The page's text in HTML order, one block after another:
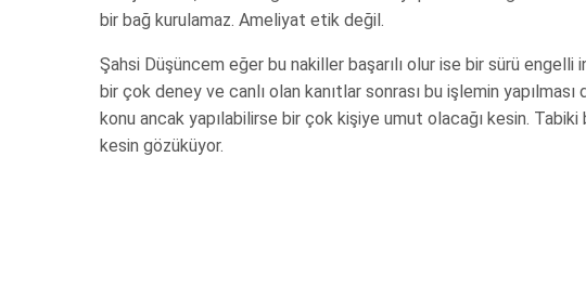
bir bağ kurulamaz. Ameliyat etik değil.
Şahsi Düşüncem eğer bu nakiller başarılı olur ise bir sürü
bir çok deney ve canlı olan kanıtlar sonrası bu işlemin
konu ancak yapılabilirse bir çok kişiye umut olacağı kesin.
kesin gözüküyor.